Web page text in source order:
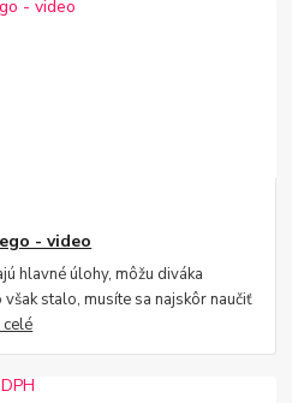
- video
hlavné úlohy, môžu diváka
stalo, musíte sa najskôr naučiť